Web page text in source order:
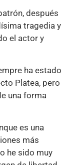
después
tragedia y
el actor y
ha estado
Platea, pero
una forma
es una
más
he sido muy